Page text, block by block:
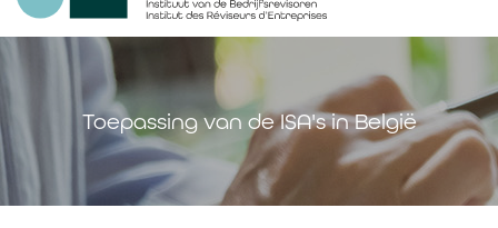
Toepassing van de ISA's in België